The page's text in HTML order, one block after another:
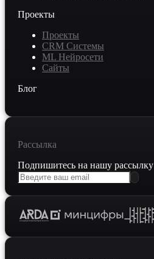
Проекты
Проекты
CRM Системы
ML Нейросети
Сайты
Блог
Рассылка
Подпишитесь на нашу рассылку